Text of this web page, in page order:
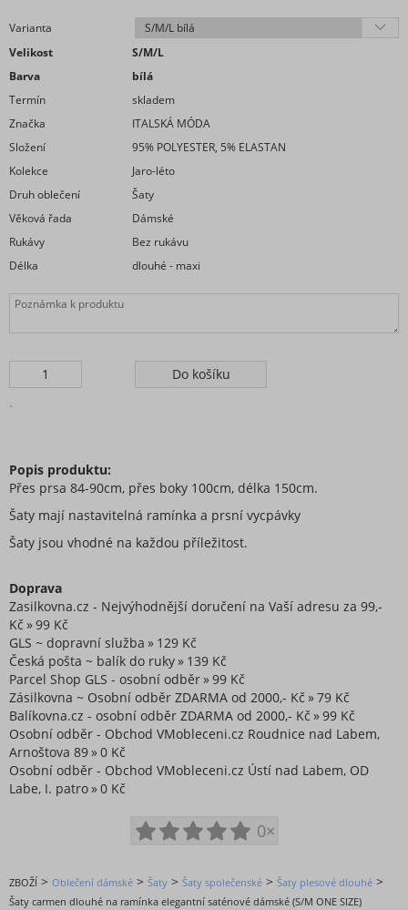
Varianta
Velikost
S/M/L
Barva
bílá
Termín
skladem
Značka
ITALSKÁ MÓDA
Složení
95% POLYESTER, 5% ELASTAN
Kolekce
Jaro-léto
Druh oblečení
Šaty
Věková řada
Dámské
Rukávy
Bez rukávu
Délka
dlouhé - maxi
.
Popis produktu:
Přes prsa 84-90cm, přes boky 100cm, délka 150cm.
Šaty mají nastavitelná ramínka a prsní vycpávky
Šaty jsou vhodné na každou příležitost.
Doprava
Zasilkovna.cz - Nejvýhodnější doručení na Vaší adresu za 99,-
Kč
99 Kč
GLS ~ dopravní služba
129 Kč
Česká pošta ~ balík do ruky
139 Kč
Parcel Shop GLS - osobní odběr
99 Kč
Zásilkovna ~ Osobní odběr ZDARMA od 2000,- Kč
79 Kč
Balíkovna.cz - osobní odběr ZDARMA od 2000,- Kč
99 Kč
Osobní odběr - Obchod VMobleceni.cz Roudnice nad Labem,
Arnoštova 89
0 Kč
Osobní odběr - Obchod VMobleceni.cz Ústí nad Labem, OD
Labe, I. patro
0 Kč
0×
ZBOŽÍ > Oblečení dámské > Šaty > Šaty společenské > Šaty plesové dlouhé >
Šaty carmen dlouhé na ramínka elegantní saténové dámské (S/M ONE SIZE)